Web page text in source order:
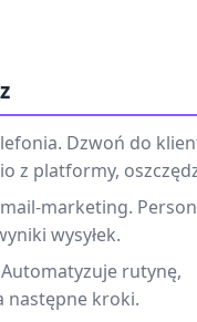
Dzwoń do
z platformy,
marketing.
wysyłek.
rutynę,
następne kroki.